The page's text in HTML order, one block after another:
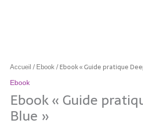
Accueil / Ebook / Ebook « Guide pratique
Ebook
Ebook « Guide
Blue »